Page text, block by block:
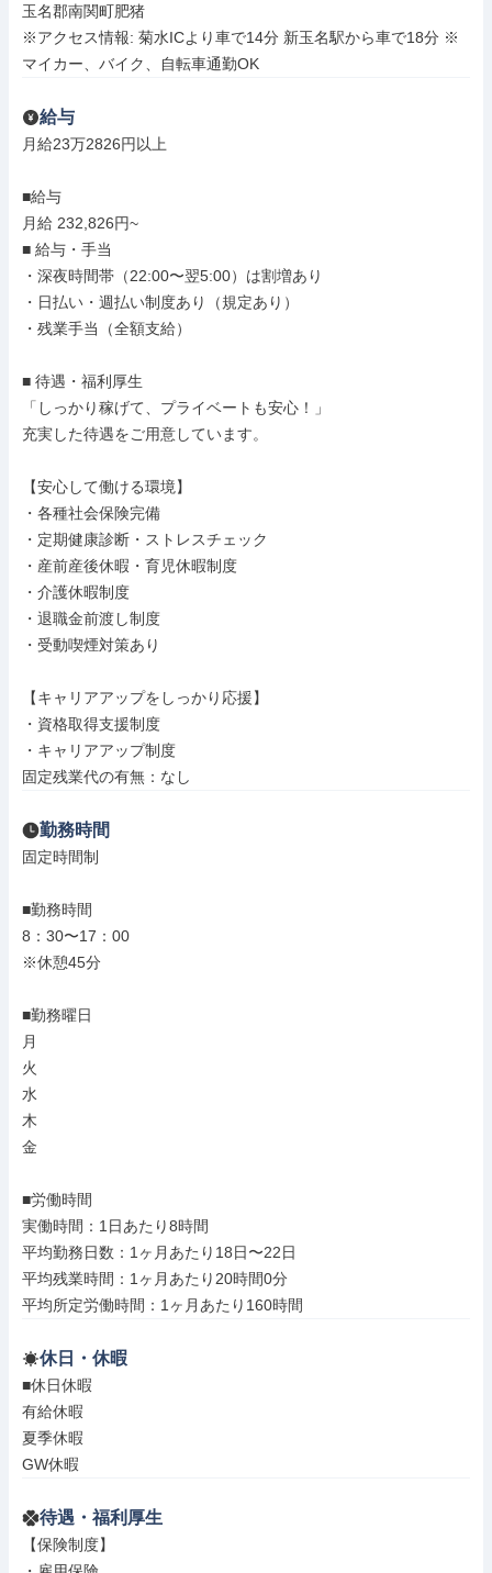
玉名郡南関町肥猪
※アクセス情報: 菊水ICより車で14分 新玉名駅から車で18分 ※
マイカー、バイク、自転車通勤OK
給与
月給23万2826円以上
■給与
月給 232,826円~
■ 給与・手当
・深夜時間帯（22:00〜翌5:00）は割増あり
・日払い・週払い制度あり（規定あり）
・残業手当（全額支給）
■ 待遇・福利厚生
「しっかり稼げて、プライベートも安心！」
充実した待遇をご用意しています。
【安心して働ける環境】
・各種社会保険完備
・定期健康診断・ストレスチェック
・産前産後休暇・育児休暇制度
・介護休暇制度
・退職金前渡し制度
・受動喫煙対策あり
【キャリアアップをしっかり応援】
・資格取得支援制度
・キャリアアップ制度
固定残業代の有無：なし
勤務時間
固定時間制
■勤務時間
8：30〜17：00
※休憩45分
■勤務曜日
月
火
水
木
金
■労働時間
実働時間：1日あたり8時間
平均勤務日数：1ヶ月あたり18日〜22日
平均残業時間：1ヶ月あたり20時間0分
平均所定労働時間：1ヶ月あたり160時間
休日・休暇
■休日休暇
有給休暇
夏季休暇
GW休暇
待遇・福利厚生
【保険制度】